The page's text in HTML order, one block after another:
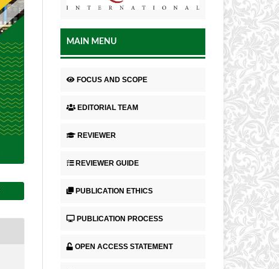
MAIN MENU
FOCUS AND SCOPE
EDITORIAL TEAM
REVIEWER
REVIEWER GUIDE
PUBLICATION ETHICS
PUBLICATION PROCESS
OPEN ACCESS STATEMENT